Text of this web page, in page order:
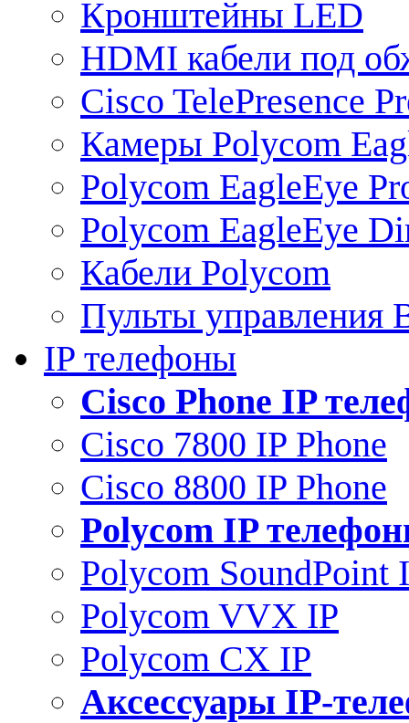
Кронштейны LED
HDMI кабели под
Cisco TelePresence
Камеры Polycom
Polycom EagleEye
Polycom EagleEye
Кабели Polycom
Пульты управления
IP телефоны
Сisco Phone IP
Cisco 7800 IP Phone
Cisco 8800 IP Phone
Polycom IP
Polycom SoundPoint
Polycom VVX IP
Polycom CX IP
Аксессуары IP-